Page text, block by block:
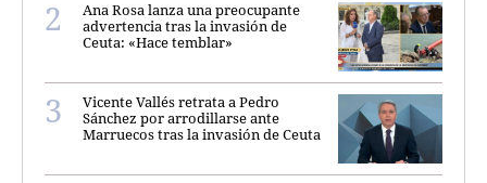
Ana Rosa lanza una preocupante
advertencia tras la invasión de
Ceuta: «Hace temblar»
Vicente Vallés retrata a Pedro
Sánchez por arrodillarse ante
Marruecos tras la invasión de Ceuta